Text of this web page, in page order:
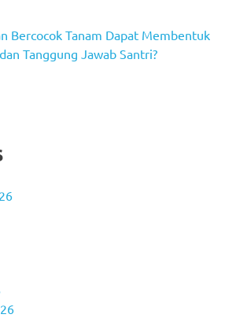
Bercocok Tanam Dapat Membentuk
Tanggung Jawab Santri?